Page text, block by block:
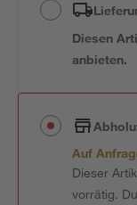
Diesen
anbieten.
Auf
Dieser
vorrätig.